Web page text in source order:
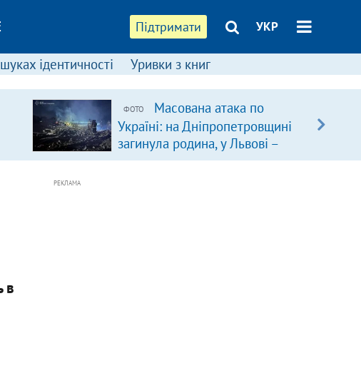
Підтримати УКР
ідентичності Уривки з книг
ФОТО
Масована атака по
Україні: на Дніпропетровщині
загинула родина, у Львові –
удар по багатоповерхівках
в
РЕКЛАМА